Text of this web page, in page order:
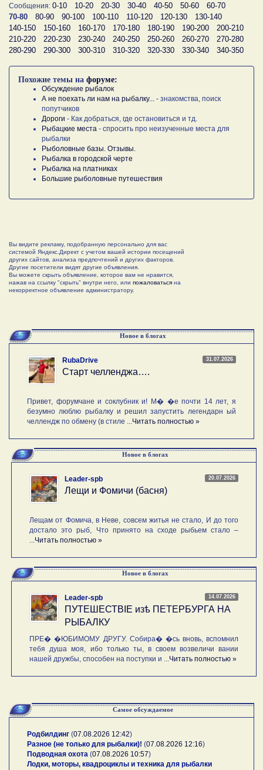
Сообщения: 0-10 10-20 20-30 30-40 40-50 50-60
60-70
70-80
80-90 90-100 100-110 110-120 120-130
130-140
140-150
150-160 160-170 170-180 180-190 190-200
200-210
210-220
220-230 230-240 240-250 250-260 260-270
270-280
280-290
290-300 300-310 310-320 320-330 330-340 340-350
Похожие темы на форуме:
Обсуждение рыбалок
А не поехать ли нам на рыбалку... - знакомства, поиск
попутчиков
Дороги - Как добраться, где остановиться и тд.
Рыбацкие места - спросить про неизученные места для
рыбалки
Рыболовные базы. Отзывы.
Рыбалка в городской черте
Рыбалка на платниках
Большие рыболовные путешествия
Вы видите рекламу, подобранную персонально для вас
системой Яндекс.Директ с учетом вашей истории посещений
других сайтов, анализа предпочтений и других факторов.
Другие посетители видят другие объявления.
Вы можете скрыть объявление, которое вам не нравится,
нажав на ссылку "скрыть" внутри него, или пожаловаться на
некорректное объявление администратору.
Новое в блогах
31.07.2026
RubaDrive
Старт челленджа….
Привет, форумчане и соклубник и! М� �е почти 14 лет, я
безумно люблю рыбалку и решил запустить легендарн ый
челлендж по обмену (в стиле ...Читать полностью »
Новое в блогах
20.07.2026
Leader-spb
Лещи и Фомичи (басня)
Лещам от Фомича, в Неве, совсем житья не стало, И до того
достало это рыб, Что принято на сходе рыбьем стало –
...Читать полностью »
Новое в блогах
14.07.2026
Leader-spb
ПУТЕШЕСТВIE изѣ ПЕТЕРБУРГА НА
РЫБАЛКУ
ПРЕ� �ЮБИМОМУ ДРУГУ. Собира� �сь вновь, вспомнил
тебя душа моя, ибо только ты, в своем возвеличи вании
нашей дружбы, способен на поступки и ...Читать полностью »
Самое обсуждаемое
Родбилдинг (07.08.2026 12:42)
Разное (не только для рыбалки)! (07.08.2026 12:16)
Подводная охота (07.08.2026 10:57)
Лодки, моторы, квадроциклы и техника для рыбалки